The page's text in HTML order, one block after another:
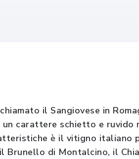
il Sangiovese in
carattere schietto e ruvido
è il vitigno italiano
Brunello di Montalcino, il